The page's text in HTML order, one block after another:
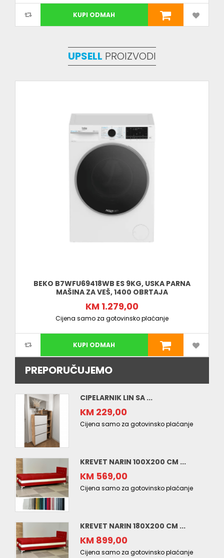
KUPI ODMAH
UPSELL PROIZVODI
BEKO B7WFU69418WB ES 9KG, USKA PARNA
MAŠINA ZA VEŠ, 1400 OBRTAJA
KM 1.279,00
Cijena samo za gotovinsko plaćanje
KUPI ODMAH
PREPORUČUJEMO
CIPELARNIK LIN SA ...
KM 229,00
Cijena samo za gotovinsko plaćanje
KREVET NARIN 100X200 CM ...
KM 569,00
Cijena samo za gotovinsko plaćanje
KREVET NARIN 180X200 CM ...
KM 899,00
Cijena samo za gotovinsko plaćanje